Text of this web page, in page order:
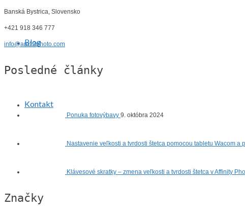
Blog
Kontakt
Banská Bystrica, Slovensko
+421 918 346 777
info@am13photo.com
Posledné články
Ponuka fotovýbavy 9. októbra 2024
Nastavenie veľkosti a tvrdosti štetca pomocou tabletu Wacom a
Klávesové skratky – zmena veľkosti a tvrdosti štetca v Affinity
Značky